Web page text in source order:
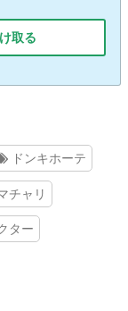
取る
ドンキホーテ
チャリ
ター